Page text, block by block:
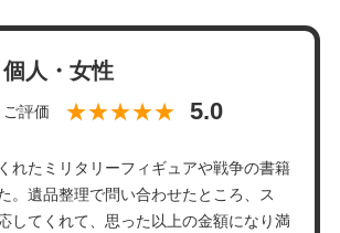
個人・女性
ご評価 ★★★★★
れたミリタリーフィギュアや戦争の書籍
。遺品整理で問い合わせたところ、ス
してくれて、思った以上の金額になり満